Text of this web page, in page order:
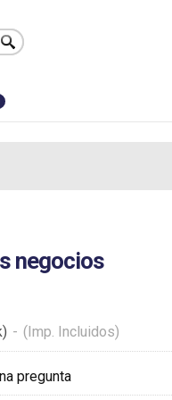
negocios
- (Imp. Incluidos)
pregunta